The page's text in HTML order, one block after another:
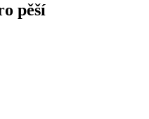
pěší